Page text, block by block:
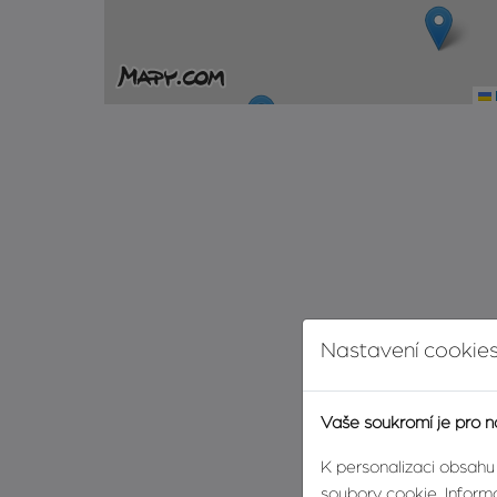
Nastavení
Vaše soukromí je pro
K personalizaci